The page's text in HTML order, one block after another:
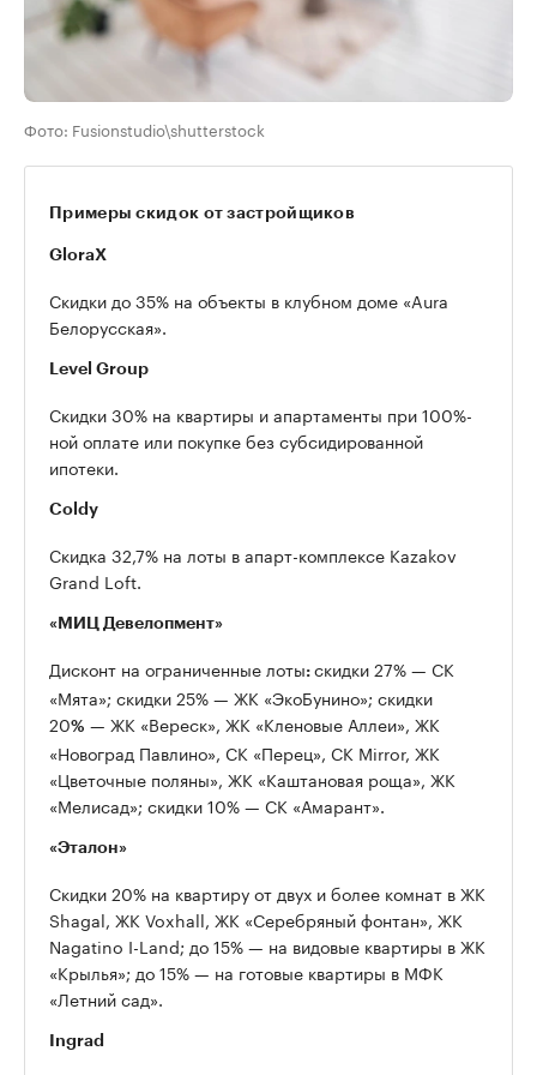
Фото: Fusionstudio\shutterstock
Примеры скидок от застройщиков
GloraX
Скидки до 35% на объекты в клубном доме «Aura
Белорусская».
Level Group
Скидки 30% на квартиры и апартаменты при 100%-
ной оплате или покупке без субсидированной
ипотеки.
Coldy
Скидка 32,7% на лоты в апарт-комплексе Kazakov
Grand Loft.
«МИЦ Девелопмент»
Дисконт на ограниченные лоты: скидки 27% — СК
«Мята»; скидки 25% — ЖК «ЭкоБунино»; скидки
20% — ЖК «Вереск», ЖК «Кленовые Аллеи», ЖК
«Новоград Павлино», СК «Перец», СК Mirror, ЖК
«Цветочные поляны», ЖК «Каштановая роща», ЖК
«Мелисад»; скидки 10% — СК «Амарант».
«Эталон»
Скидки 20% на квартиру от двух и более комнат в ЖК
Shagal, ЖК Voxhall, ЖК «Серебряный фонтан», ЖК
Nagatino I-Land; до 15% — на видовые квартиры в ЖК
«Крылья»; до 15% — на готовые квартиры в МФК
«Летний сад».
Ingrad